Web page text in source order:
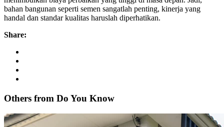
bahan bangunan seperti semen sangatlah penting, kinerja yang
handal dan standar kualitas haruslah diperhatikan.
Share:
Others from Do You Know